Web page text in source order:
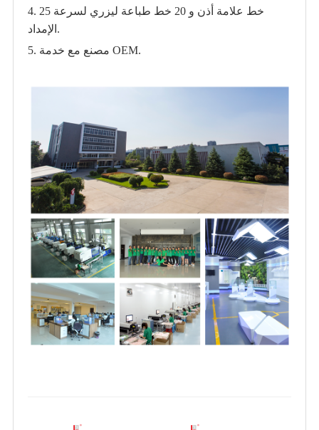
4. 25 خط علامة أذن و 20 خط طباعة ليزري لسرعة
الإمداد.
5. مصنع مع خدمة OEM.